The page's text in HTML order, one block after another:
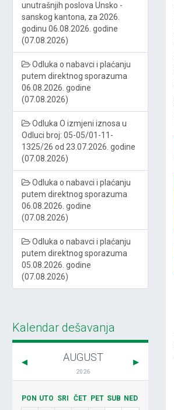
unutrašnjih poslova Unsko -
sanskog kantona, za 2026.
godinu 06.08.2026. godine
(07.08.2026)
Odluka o nabavci i plaćanju
putem direktnog sporazuma
06.08.2026. godine
(07.08.2026)
Odluka O izmjeni iznosa u
Odluci broj: 05-05/01-11-
1325/26 od 23.07.2026. godine
(07.08.2026)
Odluka o nabavci i plaćanju
putem direktnog sporazuma
06.08.2026. godine
(07.08.2026)
Odluka o nabavci i plaćanju
putem direktnog sporazuma
05.08.2026. godine
(07.08.2026)
Kalendar dešavanja
AUGUST
2026
PON UTO SRI ČET PET SUB NED